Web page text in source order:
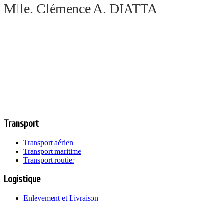
Mlle. Clémence A. DIATTA
Transport
Transport aérien
Transport maritime
Transport routier
Logistique
Enlèvement et Livraison